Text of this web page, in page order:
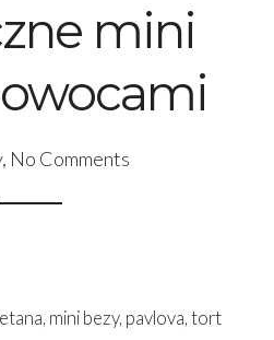
mini
, No Comments
, mini bezy, pavlova, tort